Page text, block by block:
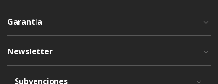
Garantía
Newsletter
Subvenciones